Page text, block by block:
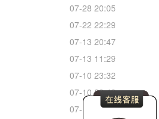
07-28 20:05
07-22 22:29
07-13 20:47
07-13 11:29
07-10 23:32
07-10 23:48
07-10 22:52